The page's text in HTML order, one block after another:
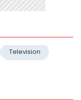
Television